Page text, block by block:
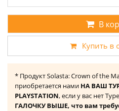
В
Купить в
* Продукт Solasta: Crown of the
приобретается нами НА ВАШ
PLAYSTATION, если у вас нет
ГАЛОЧКУ ВЫШЕ, что вам